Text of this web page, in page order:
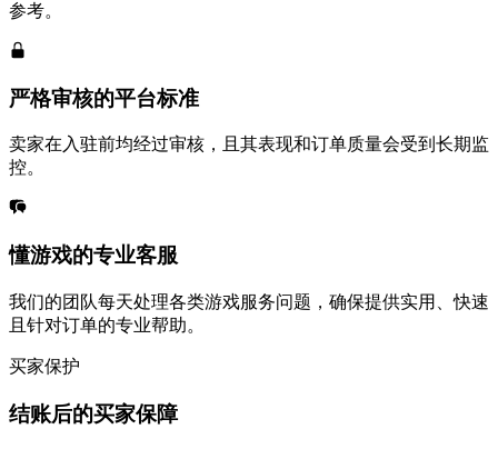
参考。
严格审核的平台标准
卖家在入驻前均经过审核，且其表现和订单质量会受到长期监
控。
懂游戏的专业客服
我们的团队每天处理各类游戏服务问题，确保提供实用、快速
且针对订单的专业帮助。
买家保护
结账后的买家保障